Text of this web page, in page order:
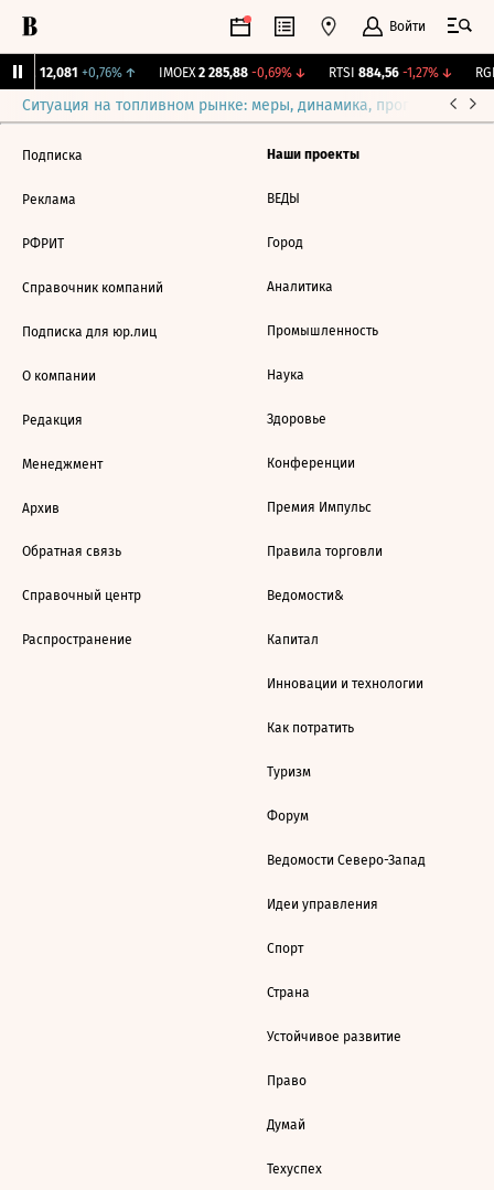
Войти
12,081 +0,76%↑ IMOEX 2 285,88 -0,69%↓ RTSI 884,56 -1,27%↓
Ситуация на топливном рынке: меры, динамика, прогнозы
Подписка
Реклама
РФРИТ
Справочник компаний
Подписка для юр.лиц
О компании
Редакция
Менеджмент
Архив
Обратная связь
Справочный центр
Распространение
Наши проекты
ВЕДЫ
Город
Аналитика
Промышленность
Наука
Здоровье
Конференции
Премия Импульс
Правила торговли
Ведомости&
Капитал
Инновации и технологии
Как потратить
Туризм
Форум
Ведомости Северо-Запад
Идеи управления
Спорт
Страна
Устойчивое развитие
Право
Думай
Техуспех